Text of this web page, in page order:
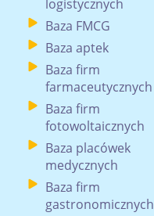
logistycznych
Baza FMCG
Baza aptek
Baza firm
farmaceutycznych
Baza firm
fotowoltaicznych
Baza placówek
medycznych
Baza firm
gastronomicznych